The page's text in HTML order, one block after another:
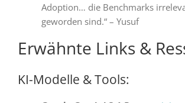
Adoption… die Benchmarks
geworden sind.“ – Yusuf
Erwähnte Links &
KI-Modelle & Tools: